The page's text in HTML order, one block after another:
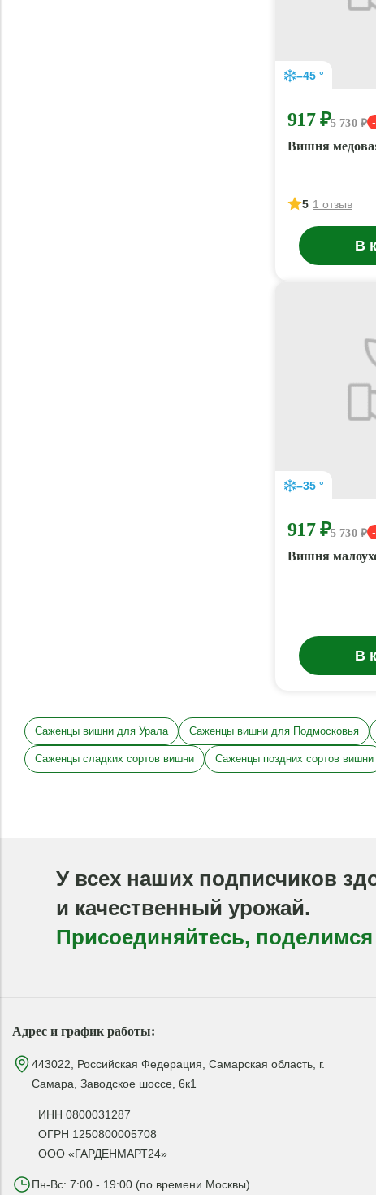
–45 °
917 ₽5 730 ₽
Вишня
5 1 отзыв
В
–35 °
917 ₽5 730 ₽
Вишня
В
Саженцы вишни для Урала Саженцы вишни для Подмосковья
Саженцы сладких сортов вишни Саженцы поздних сортов вишни
У всех наших подписчиков
и качественный урожай.
Присоединяйтесь,
Адрес и график работы:
443022, Российская Федерация, Самарская область, г.
Самара, Заводское шоссе, 6к1
ИНН 0800031287
ОГРН 1250800005708
ООО «ГАРДЕНМАРТ24»
Пн-Вс: 7:00 - 19:00 (по времени Москвы)